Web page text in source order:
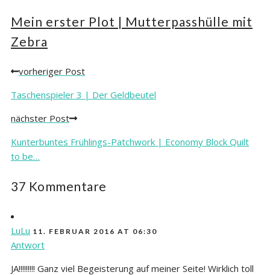
Mein erster Plot | Mutterpasshülle mit
Zebra
Posts
navigation
vorheriger Post
Taschenspieler 3 | Der Geldbeutel
nächster Post
Kunterbuntes Frühlings-Patchwork | Economy Block Quilt
to be…
37 Kommentare
LuLu 11. FEBRUAR 2016 AT 06:30
Antwort
JA!!!!!!!!! Ganz viel Begeisterung auf meiner Seite! Wirklich toll